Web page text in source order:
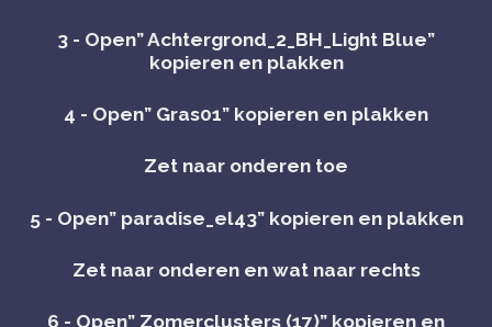
3 - Open” Achtergrond_2_BH_Light Blue”
kopieren en plakken
4 - Open” Gras01” kopieren en plakken
Zet naar onderen toe
5 - Open” paradise_el43” kopieren en plakken
Zet naar onderen en wat naar rechts
6 - Open” Zomerclusters (17)” kopieren en